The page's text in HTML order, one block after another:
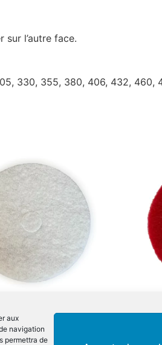
aux
navigation
permettra de
sur l’autre face.
330, 355, 380, 406, 432, 460,
pour monobrosse